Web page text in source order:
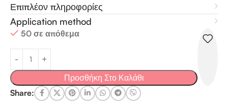
Επιπλέον πληροφορίες
Application method
50 σε απόθεμα
Προσθήκη Στο Καλάθι
Share: